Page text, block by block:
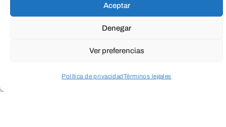
Aceptar
Denegar
Ver preferencias
Política de privacidadTérminos legales